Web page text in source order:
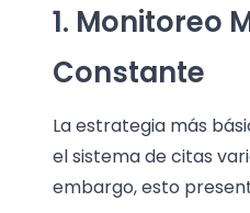
1. Monitoreo
Constante
La estrategia más
el sistema de citas
embargo, esto